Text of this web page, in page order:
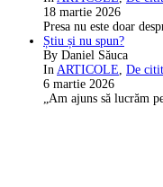
18 martie 2026
Presa nu este doar
Știu și nu spun?
By Daniel Săuca
In ARTICOLE, De citit
6 martie 2026
„Am ajuns să lucrăm